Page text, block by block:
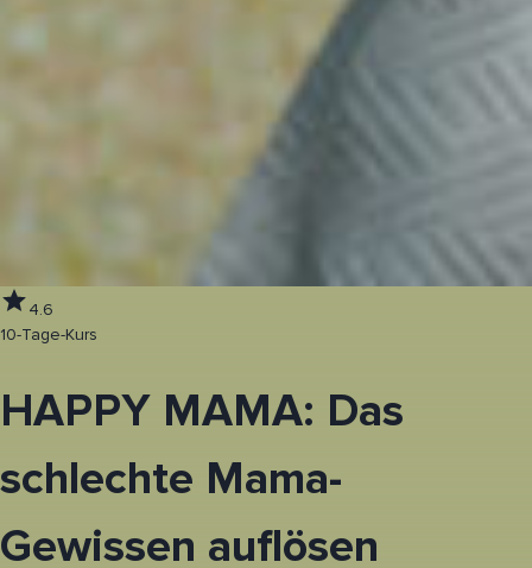
4.6
10-Tage-Kurs
HAPPY MAMA: Das
schlechte Mama-
Gewissen auflösen